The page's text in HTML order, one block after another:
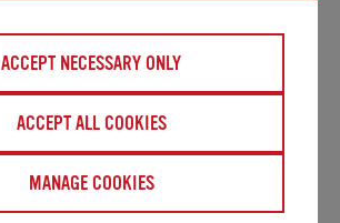
GEPLAATST BESCHRIJVING
Google
Analytics
Deze cookie
wordt door
Google
Analytics
ACCEPT NECESSARY ONLY
ACCEPT ALL COOKIES
MANAGE COOKIES